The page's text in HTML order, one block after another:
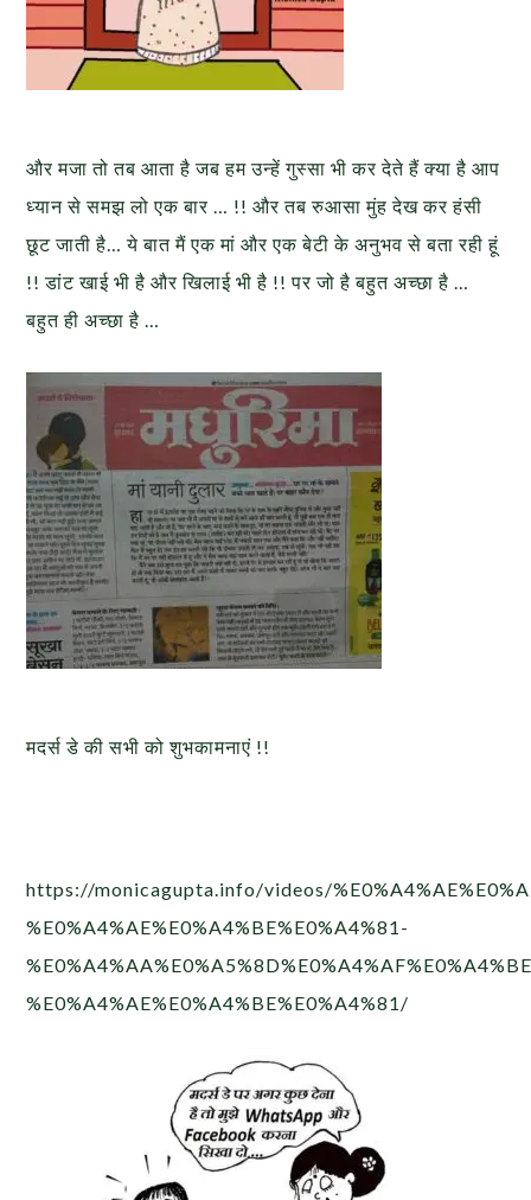
और मजा तो तब आता है जब हम उन्हें गुस्सा भी कर देते हैं क्या है आप
ध्यान से समझ लो एक बार … !! और तब रुआसा मुंह देख कर हंसी
छूट जाती है… ये बात मैं एक मां और एक बेटी के अनुभव से बता रही हूं
!! डांट खाई भी है और खिलाई भी है !! पर जो है बहुत अच्छा है …
बहुत ही अच्छा है …
मदर्स डे की सभी को शुभकामनाएं !!
https://monicagupta.info/videos/
%E0%A4%AE%E0%A4%BE%E0%A4%81-
%E0%A4%AE%E0%A4%BE%E0%A4%81/